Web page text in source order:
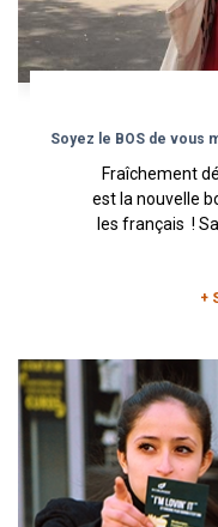
Soyez le BOS de vous
Fraîchement
est la nouvelle
les français !
+